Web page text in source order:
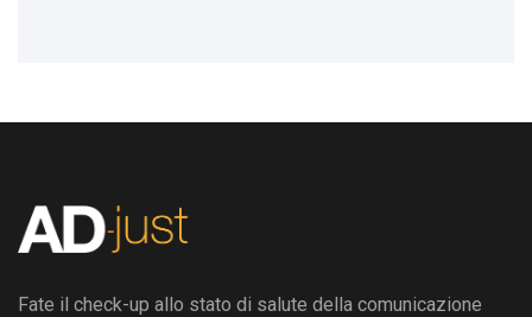
Fate il check-up allo stato di salute della comunicazione